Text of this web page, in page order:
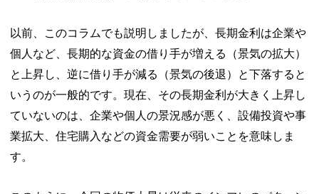
以前、このコラムでも説明しましたが、長期金利は企業や
個人など、長期的な資金の借り手が増える（景気の拡大）
と上昇し、逆に借り手が減る（景気の後退）と下落すると
いうのが一般的です。現在、その長期金利が大きく上昇し
ていないのは、企業や個人の景況感が悪く、設備投資や事
業拡大、住宅購入などの資金需要が弱いことを意味しま
す。